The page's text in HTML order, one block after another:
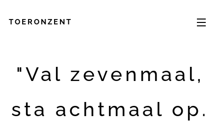
TOERONZENT
"Val zevenmaal,
sta achtmaal op.